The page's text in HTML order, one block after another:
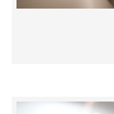
KURUMSAL